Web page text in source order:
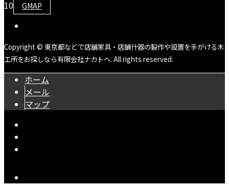
10
GMAP
Copyright © 東京都などで店舗家具・店舗什器の製作や設置を手がける木
工所をお探しなら有限会社ナカトへ. All rights reserved.
ホーム
メール
マップ